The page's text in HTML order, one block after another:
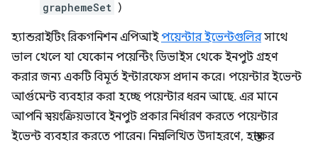
graphemeSet )
হ্যান্ডরাইটিং রিকগনিশন এপিআইপয়েন্টার ইভেন্টগুলিরসাথে
ভাল খেলে যা যেকোন পয়েন্টিং ডিভাইস থেকে ইনপুট গ্রহণ
করার জন্য একটি বিমূর্ত ইন্টারফেস প্রদান করে। পয়েন্টার ইভেন্ট
আর্গুমেন্ট ব্যবহার করা হচ্ছে পয়েন্টার ধরন আছে. এর মানে
আপনি স্বয়ংক্রিয়ভাবে ইনপুট প্রকার নির্ধারণ করতে পয়েন্টার
ইভেন্ট ব্যবহার করতে পারেন। নিম্নলিখিত উদাহরণে, হস্তাক্ষর